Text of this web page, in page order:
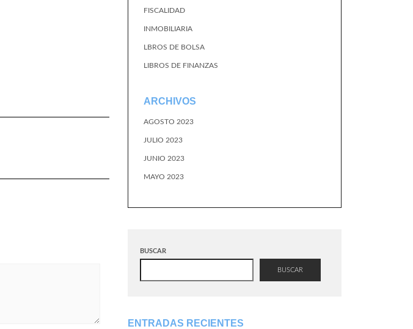
FISCALIDAD
INMOBILIARIA
LBROS DE BOLSA
LIBROS DE FINANZAS
ARCHIVOS
AGOSTO 2023
JULIO 2023
JUNIO 2023
MAYO 2023
BUSCAR
BUSCAR
ENTRADAS RECIENTES